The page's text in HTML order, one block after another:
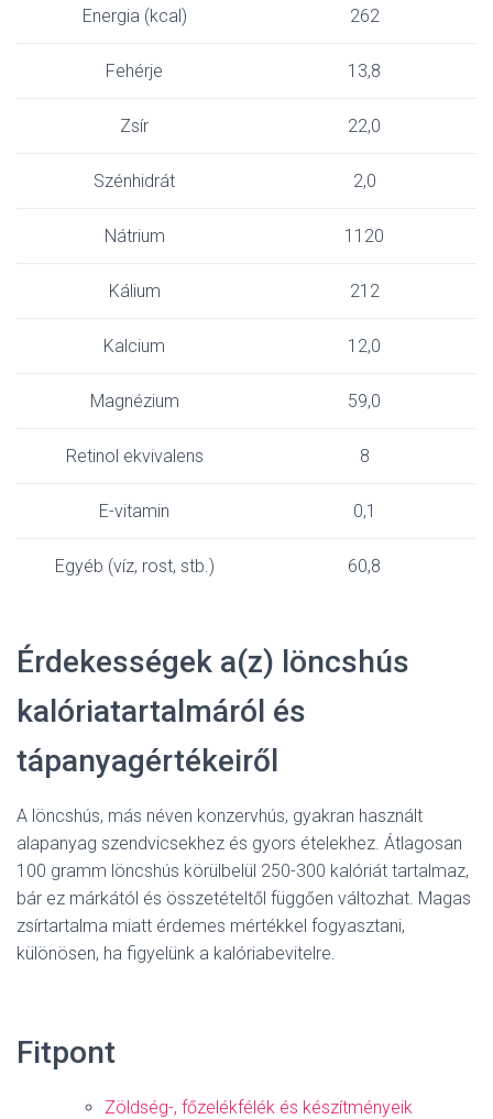
Energia (kcal) 262
Fehérje 13,8
Zsír 22,0
Szénhidrát 2,0
Nátrium 1120
Kálium 212
Kalcium 12,0
Magnézium 59,0
Retinol ekvivalens 8
E-vitamin 0,1
Egyéb (víz, rost, stb.) 60,8
Érdekességek a(z) löncshús
kalóriatartalmáról és
tápanyagértékeiről
A löncshús, más néven konzervhús, gyakran használt
alapanyag szendvicsekhez és gyors ételekhez. Átlagosan
100 gramm löncshús körülbelül 250-300 kalóriát tartalmaz,
bár ez márkától és összetételtől függően változhat. Magas
zsírtartalma miatt érdemes mértékkel fogyasztani,
különösen, ha figyelünk a kalóriabevitelre.
Fitpont
Zöldség-, főzelékfélék és készítményeik